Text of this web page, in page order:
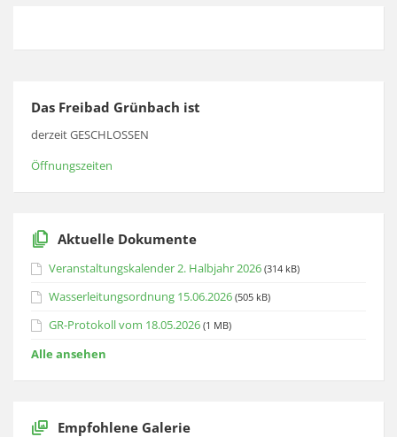
Das Freibad Grünbach ist
derzeit GESCHLOSSEN
Öffnungszeiten
Aktuelle Dokumente
Veranstaltungskalender 2. Halbjahr 2026 (314 kB)
Wasserleitungsordnung 15.06.2026 (505 kB)
GR-Protokoll vom 18.05.2026 (1 MB)
Alle ansehen
Empfohlene Galerie